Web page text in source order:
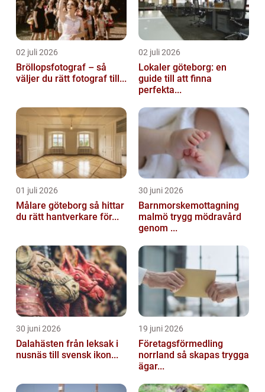
02 juli 2026
Bröllopsfotograf – så
väljer du rätt fotograf till...
02 juli 2026
Lokaler göteborg: en
guide till att finna
perfekta...
01 juli 2026
Målare göteborg så hittar
du rätt hantverkare för...
30 juni 2026
Barnmorskemottagning
malmö trygg mödravård
genom ...
30 juni 2026
Dalahästen från leksak i
nusnäs till svensk ikon...
19 juni 2026
Företagsförmedling
norrland så skapas trygga
ägar...